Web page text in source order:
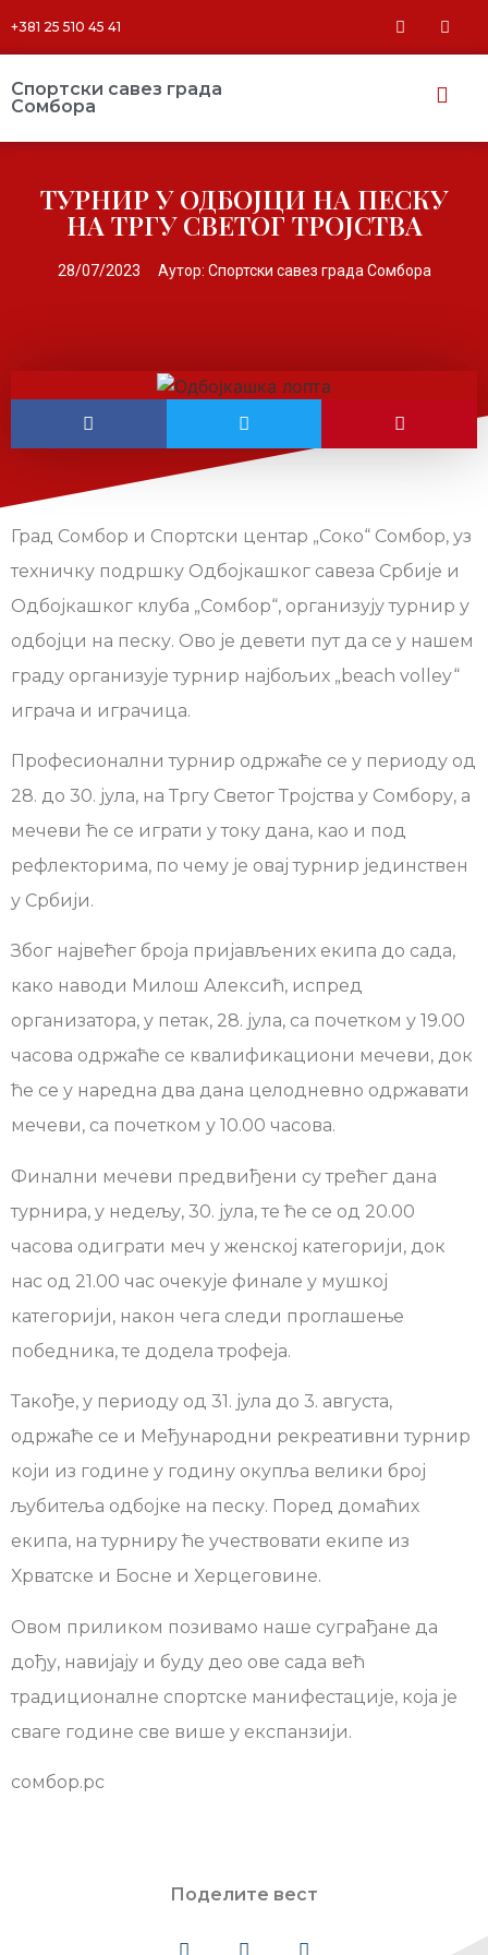
+381 25 510 45 41
Спортски савез града
Сомбора​
ТУРНИР У ОДБОЈЦИ НА ПЕСКУ
НА ТРГУ СВЕТОГ ТРОЈСТВА
28/07/2023 Аутор: Спортски савез града Сомбора
Град Сомбор и Спортски центар „Соко“ Сомбор, уз
техничку подршку Одбојкашког савеза Србије и
Одбојкашког клуба „Сомбор“, организују турнир у
одбојци на песку. Ово је девети пут да се у нашем
граду организује турнир најбољих „beach volley“
играча и играчица.
Професионални турнир одржаће се у периоду од
28. до 30. јула, на Тргу Светог Тројства у Сомбору, а
мечеви ће се играти у току дана, као и под
рефлекторима, по чему је овај турнир јединствен
у Србији.
Због највећег броја пријављених екипа до сада,
како наводи Милош Алексић, испред
организатора, у петак, 28. јула, са почетком у 19.00
часова одржаће се квалификациони мечеви, док
ће се у наредна два дана целодневно одржавати
мечеви, са почетком у 10.00 часова.
Финални мечеви предвиђени су трећег дана
турнира, у недељу, 30. јула, те ће се од 20.00
часова одиграти меч у женској категорији, док
нас од 21.00 час очекује финале у мушкој
категорији, након чега следи проглашење
победника, те додела трофеја.
Такође, у периоду од 31. јула до 3. августа,
одржаће се и Међународни рекреативни турнир
који из године у годину окупља велики број
љубитеља одбојке на песку. Поред домаћих
екипа, на турниру ће учествовати екипе из
Хрватске и Босне и Херцеговине.
Овом приликом позивамо наше суграђане да
дођу, навијају и буду део ове сада већ
традиционалне спортске манифестације, која је
сваге године све више у експанзији.
сомбор.рс
Поделите вест